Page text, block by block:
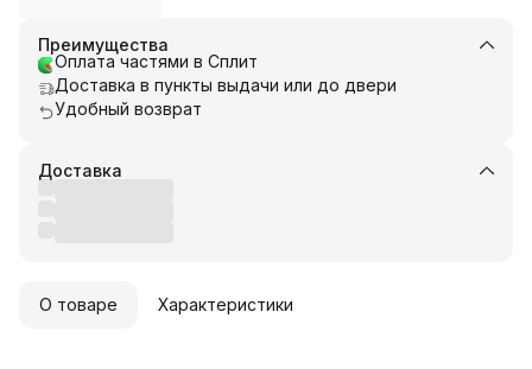
Преимущества
Оплата частями в Сплит
Доставка в пункты выдачи или до двери
Удобный возврат
Доставка
О товаре Характеристики